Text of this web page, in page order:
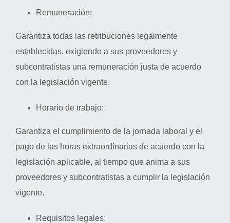
Remuneración:
Garantiza todas las retribuciones legalmente
establecidas, exigiendo a sus proveedores y
subcontratistas una remuneración justa de acuerdo
con la legislación vigente.
Horario de trabajo:
Garantiza el cumplimiento de la jornada laboral y el
pago de las horas extraordinarias de acuerdo con la
legislación aplicable, al tiempo que anima a sus
proveedores y subcontratistas a cumplir la legislación
vigente.
Requisitos legales: